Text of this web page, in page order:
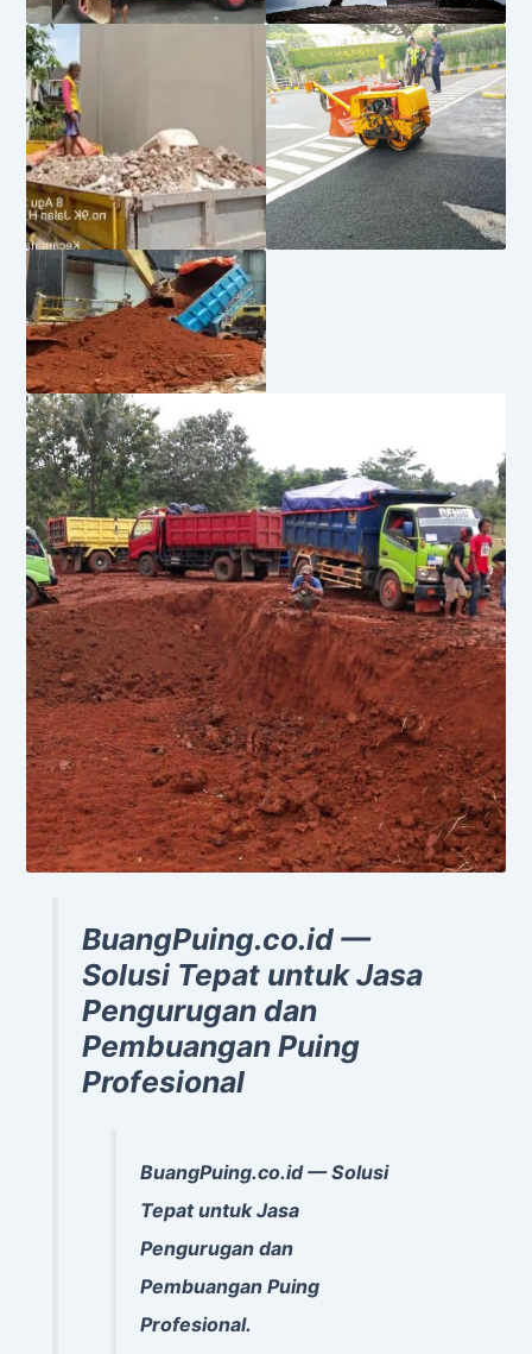
BuangPuing.co.id —
Solusi Tepat untuk Jasa
Pengurugan dan
Pembuangan Puing
Profesional
BuangPuing.co.id — Solusi
Tepat untuk Jasa
Pengurugan dan
Pembuangan Puing
Profesional.